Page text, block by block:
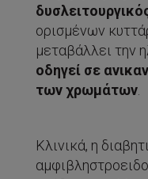
ορισμένων
μεταβάλλει την
οδηγεί σε
των χρωμάτων
Κλινικά, η